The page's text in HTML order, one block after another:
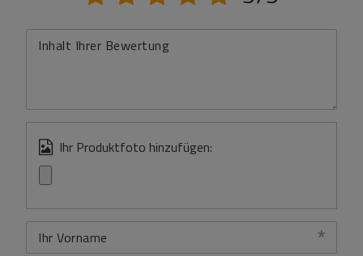
Inhalt Ihrer Bewertung
Ihr Produktfoto hinzufügen:
Ihr Vorname